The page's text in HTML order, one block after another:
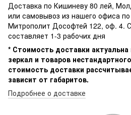
Доставка по Кишиневу 80 лей,
или самовывоз из нашего офиса
Митрополит Дософтей 122, оф. 4.
составляет 1-3 рабочих дня
* Стоимость доставки
зеркал и товаров
стоимость доставки
зависит от габаритов.
Подробнее о доставке